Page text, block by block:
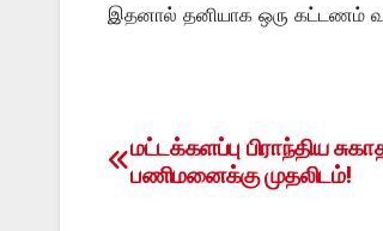
இதனால் தனியாக ஒரு கட்டணம்
Post
navigation
மட்டக்களப்பு பிராந்திய
பணிமனைக்கு முதலிடம்!